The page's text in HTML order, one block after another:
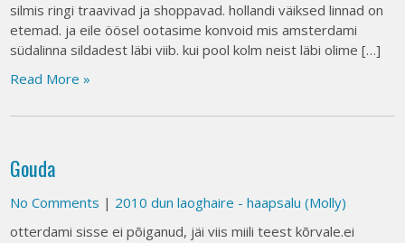
silmis ringi traavivad ja shoppavad. hollandi väiksed linnad on
etemad. ja eile öösel ootasime konvoid mis amsterdami
südalinna sildadest läbi viib. kui pool kolm neist läbi olime […]
Read More »
Gouda
No Comments | 2010 dun laoghaire - haapsalu (Molly)
otterdami sisse ei põiganud, jäi viis miili teest kõrvale.ei